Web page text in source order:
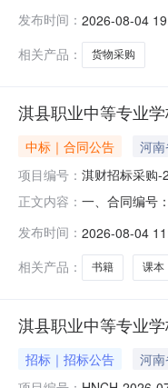
学校合同金额
发布时间： 2026-08-04
相关产品：
货物采购
淇县职业中等专业
中标｜合同公告 河
项目编号： 淇财招标采购-
正文内容： 一、合同编号
商（乙方）：
发布时间： 2026-08-04
相关产品：
书籍 课本
淇县职业中等专业
招标｜招标公告 河